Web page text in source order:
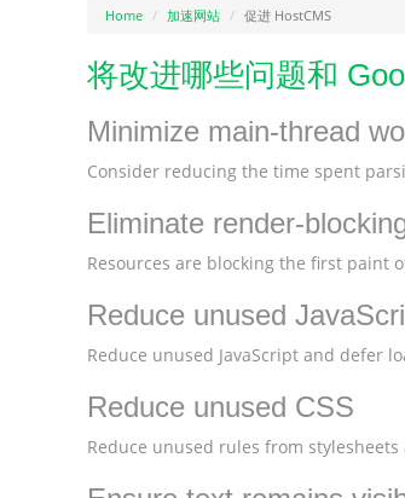
Home 加速网站 促进 HostCMS
将改进哪些问题和
Minimize main-thread
Consider reducing the time spent
Eliminate render-
Resources are blocking the first paint
Reduce unused
Reduce unused JavaScript and defer
Reduce unused CSS
Reduce unused rules from